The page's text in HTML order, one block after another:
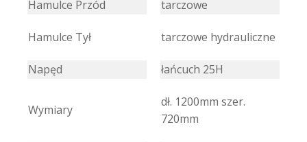
Hamulce Przód tarczowe
Hamulce Tył tarczowe hydrauliczne
Napęd łańcuch 25H
Wymiary
dł. 1200mm szer.
720mm